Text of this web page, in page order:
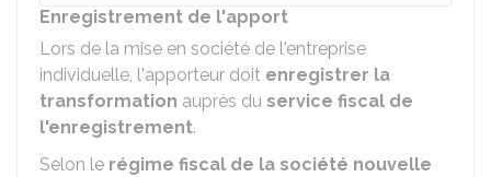
Enregistrement de l'apport
Lors de la mise en société de l'entreprise
individuelle, l'apporteur doit enregistrer la
transformation auprès du service fiscal de
l'enregistrement.
Selon le régime fiscal de la société nouvelle